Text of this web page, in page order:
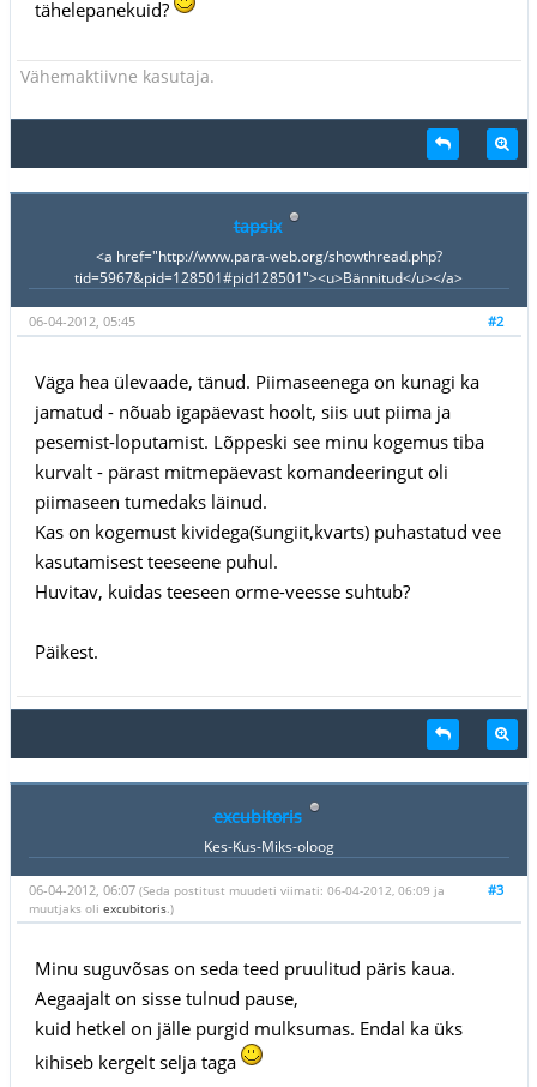
tähelepanekuid?
Vähemaktiivne kasutaja.
tapsix
<a href="http://www.para-web.org/showthread.php?
tid=5967&pid=128501#pid128501"><u>Bännitud</u></a>
#2
06-04-2012, 05:45
Väga hea ülevaade, tänud. Piimaseenega on kunagi ka
jamatud - nõuab igapäevast hoolt, siis uut piima ja
pesemist-loputamist. Lõppeski see minu kogemus tiba
kurvalt - pärast mitmepäevast komandeeringut oli
piimaseen tumedaks läinud.
Kas on kogemust kividega(šungiit,kvarts) puhastatud vee
kasutamisest teeseene puhul.
Huvitav, kuidas teeseen orme-veesse suhtub?
Päikest.
excubitoris
Kes-Kus-Miks-oloog
#3
06-04-2012, 06:07 (Seda postitust muudeti viimati: 06-04-2012, 06:09 ja
muutjaks oli excubitoris.)
Minu suguvõsas on seda teed pruulitud päris kaua.
Aegaajalt on sisse tulnud pause,
kuid hetkel on jälle purgid mulksumas. Endal ka üks
kihiseb kergelt selja taga